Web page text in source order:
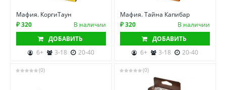
Мафия. КоргиТаун
₽ 320
В наличии
ДОБАВИТЬ
6+
3-18 20-40
Мафия. Тайна Капибар
₽ 320
В наличии
ДОБАВИТЬ
6+
3-18 20-40
(0) (0)